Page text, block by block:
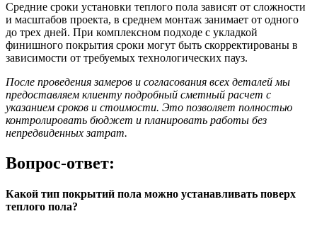
Средние сроки установки теплого пола зависят от сложности
и масштабов проекта, в среднем монтаж занимает от одного
до трех дней. При комплексном подходе с укладкой
финишного покрытия сроки могут быть скорректированы в
зависимости от требуемых технологических пауз.
После проведения замеров и согласования всех деталей мы
предоставляем клиенту подробный сметный расчет с
указанием сроков и стоимости. Это позволяет полностью
контролировать бюджет и планировать работы без
непредвиденных затрат.
Вопрос-ответ:
Какой тип покрытий пола можно устанавливать поверх
теплого пола?